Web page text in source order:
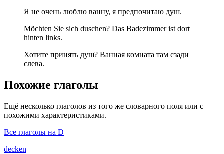
Я не очень люблю ванну, я предпочитаю душ.
Möchten Sie sich duschen? Das Badezimmer ist dort
hinten links.
Хотите принять душ? Ванная комната там сзади
слева.
Похожие глаголы
Ещё несколько глаголов из того же словарного поля или с
похожими характеристиками.
Все глаголы на D
decken